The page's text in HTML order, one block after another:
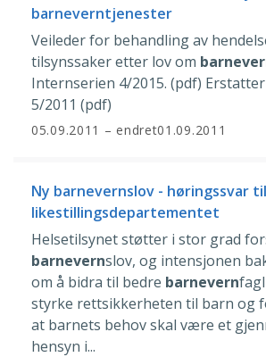
barneverntjenester
Veileder for behandling av
tilsynssaker etter lov om
Internserien 4/2015. (pdf)
5/2011 (pdf)
05.09.2011 – endret01.09.2011
Ny barnevernslov - høringssvar
likestillingsdepartementet
Helsetilsynet støtter i stor grad
barnevernslov, og intensjonen
om å bidra til bedre barnevern
styrke rettsikkerheten til barn og
at barnets behov skal være et
hensyn i...